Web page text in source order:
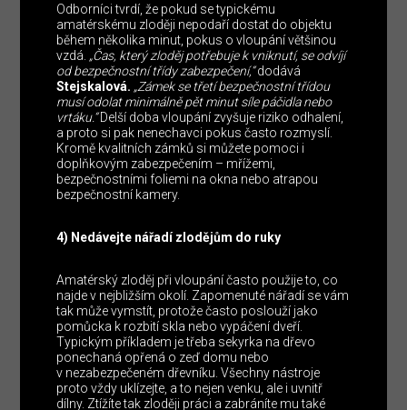
Odborníci tvrdí, že pokud se typickému
amatérskému zloději nepodaří dostat do objektu
během několika minut, pokus o vloupání většinou
vzdá. „Čas, který zloděj potřebuje k vniknutí, se odvíjí
od bezpečnostní třídy zabezpečení,“dodává
Stejskalová. „Zámek se třetí bezpečnostní třídou
musí odolat minimálně pět minut síle páčidla nebo
vrtáku.“Delší doba vloupání zvyšuje riziko odhalení,
a proto si pak nenechavci pokus často rozmyslí.
Kromě kvalitních zámků si můžete pomoci i
doplňkovým zabezpečením – mřížemi,
bezpečnostními foliemi na okna nebo atrapou
bezpečnostní kamery.
4) Nedávejte nářadí zlodějům do ruky
Amatérský zloděj při vloupání často použije to, co
najde v nejbližším okolí. Zapomenuté nářadí se vám
tak může vymstít, protože často poslouží jako
pomůcka k rozbití skla nebo vypáčení dveří.
Typickým příkladem je třeba sekyrka na dřevo
ponechaná opřená o zeď domu nebo
v nezabezpečeném dřevníku. Všechny nástroje
proto vždy uklízejte, a to nejen venku, ale i uvnitř
dílny. Ztížíte tak zloději práci a zabráníte mu také